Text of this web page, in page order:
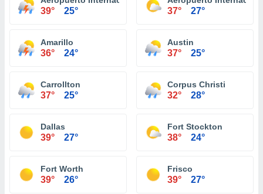
39° 25° 37° 27°
Amarillo
36° 24°
Austin
37° 25°
Carrollton
37° 25°
Corpus Christi
32° 28°
Dallas
39° 27°
Fort Stockton
38° 24°
Fort Worth
39° 26°
Frisco
39° 27°